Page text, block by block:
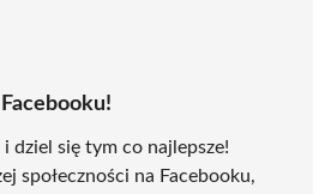
Facebooku!
dziel się tym co najlepsze!
społeczności na Facebooku,